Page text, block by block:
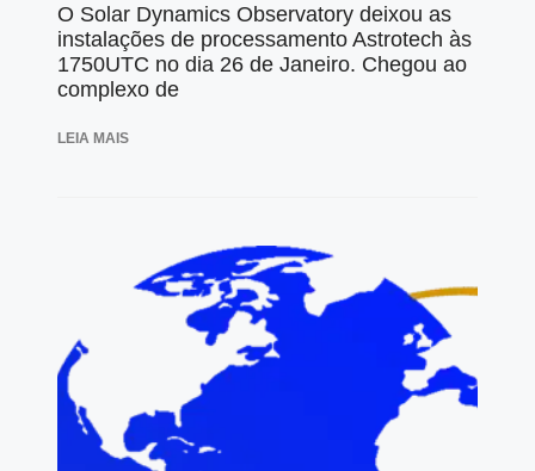
O Solar Dynamics Observatory deixou as
instalações de processamento Astrotech às
1750UTC no dia 26 de Janeiro. Chegou ao
complexo de
LEIA MAIS